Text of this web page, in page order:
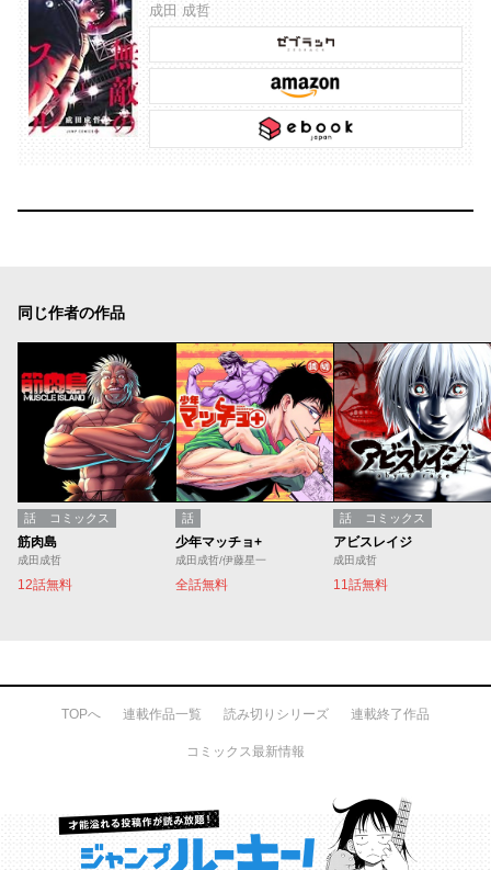
成田 成哲
同じ作者の作品
話 コミックス
筋肉島
成田成哲
12話無料
話
少年マッチョ+
成田成哲/伊藤星一
全話無料
話 コミックス
アビスレイジ
成田成哲
11話無料
TOPへ 連載作品一覧 読み切りシリーズ 連載終了作品
コミックス最新情報